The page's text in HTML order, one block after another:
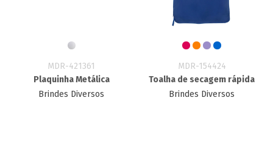
MDR-421361
Plaquinha Metálica
Brindes Diversos
MDR-154424
Toalha de secagem rápida
Brindes Diversos